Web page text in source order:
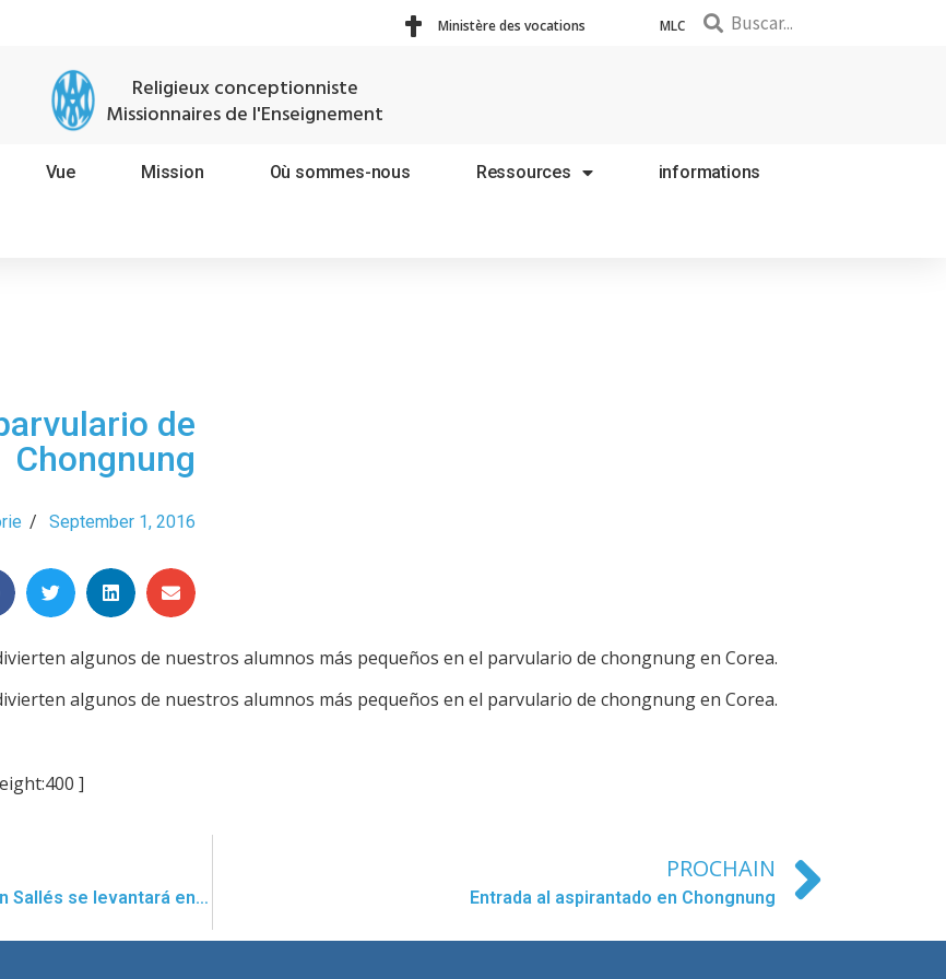
Ministère des vocations MLC
Religieux conceptionniste
Missionnaires de l'Enseignement
Vue Mission Où sommes-nous Ressources informations
de
Chongnung
/ September 1, 2016
algunos de nuestros alumnos más pequeños en el parvulario de chongnung en Corea.
algunos de nuestros alumnos más pequeños en el parvulario de chongnung en Corea.
]
La Primera Iglesia dedicada a Santa Carmen Sallés se levantará en Passos, Brasil
PROCHAIN
Entrada al aspirantado en Chongnung